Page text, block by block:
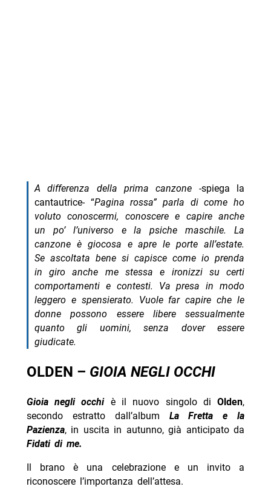
A differenza della prima canzone -spiega la
cantautrice- “Pagina rossa” parla di come ho
voluto conoscermi, conoscere e capire anche
un po’ l’universo e la psiche maschile. La
canzone è giocosa e apre le porte all’estate.
Se ascoltata bene si capisce come io prenda
in giro anche me stessa e ironizzi su certi
comportamenti e contesti. Va presa in modo
leggero e spensierato. Vuole far capire che le
donne possono essere libere sessualmente
quanto gli uomini, senza dover essere
giudicate.
OLDEN – GIOIA NEGLI OCCHI
Gioia negli occhiè il nuovo singolo diOlden,
secondo estratto dall’album La Fretta e la
Pazienza, in uscita in autunno, già anticipato da
Fidati di me.
Il brano è una celebrazione e un invito a
riconoscere l’importanza dell’attesa.